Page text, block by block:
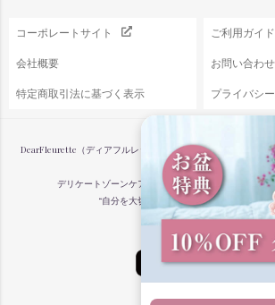
コーポレートサイト ご利用ガイド
会社概要 お問い合わせ
特定商取引法に基づく表示 プライバシ
DearFleurette（ディアフルレット）は、女性のからだと心に
す。
デリケートゾーンケアや更年期ケア、プレジャーグッ
“自分を大切にする”毎日のケアをサポートし